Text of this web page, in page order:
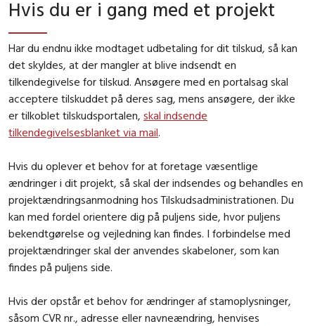
Hvis du er i gang med et projekt
Har du endnu ikke modtaget udbetaling for dit tilskud, så kan
det skyldes, at der mangler at blive indsendt en
tilkendegivelse for tilskud. Ansøgere med en portalsag skal
acceptere tilskuddet på deres sag, mens ansøgere, der ikke
er tilkoblet tilskudsportalen, skal indsende
tilkendegivelsesblanket via mail.
Hvis du oplever et behov for at foretage væsentlige
ændringer i dit projekt, så skal der indsendes og behandles en
projektændringsanmodning hos Tilskudsadministrationen. Du
kan med fordel orientere dig på puljens side, hvor puljens
bekendtgørelse og vejledning kan findes. I forbindelse med
projektændringer skal der anvendes skabeloner, som kan
findes på puljens side.
Hvis der opstår et behov for ændringer af stamoplysninger,
såsom CVR nr., adresse eller navneændring, henvises